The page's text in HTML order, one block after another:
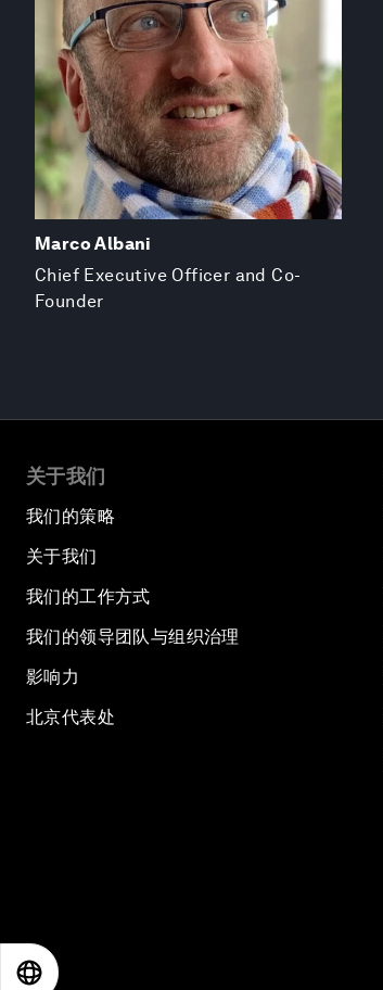
Marco Albani
Chief Executive Officer and Co-
Founder
关于我们
我们的策略
关于我们
我们的工作方式
我们的领导团队与组织治理
影响力
北京代表处